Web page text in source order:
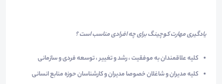
یادگیری مهارت کوچینگ برای چه افرادی مناسب است ؟
کلیه علاقمندان به موفقیت ، رشد و تغییر ، توسعه فردی و سازمانی
کلیه مدیران و شاغلان خصوصا مدیران و کارشناسان حوزه منابع انسانی